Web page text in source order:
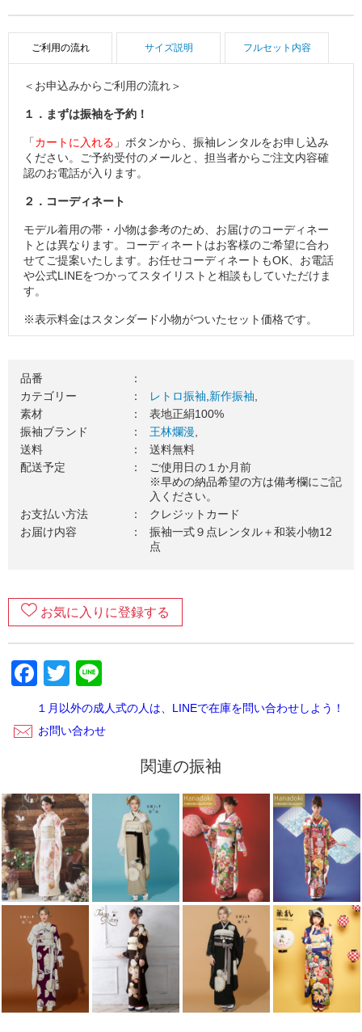
ご利用の流れ サイズ説明 フルセット内容
＜お申込みからご利用の流れ＞
１．まずは振袖を予約！
「カートに入れる 」ボタンから、振袖レンタルをお申し込み
ください。ご予約受付のメールと、担当者からご注文内容確
認のお電話が入ります。
２．コーディネート
モデル着用の帯・小物は参考のため、お届けのコーディネー
トとは異なります。コーディネートはお客様のご希望に合わ
せてご提案いたします。お任せコーディネートもOK、お電話
や公式LINEをつかってスタイリストと相談もしていただけま
す。
※表示料金はスタンダード小物がついたセット価格です。
３．振袖一式をお届け（送料無料）
ご使用日の１カ月前を目安に、振袖一式をお送りいたしま
す。お届け日のご希望がございましたら、お気軽にご相談く
ださい。
４．ご成人式当日（ご使用日）
振袖を着て、最高の記念日を楽しみましょう！当日の着付
け・ヘアセットの手配はお忘れなくご準備をお願いします。
す。
ご返却内容が確認できましたら、当店から受け取りの連絡が
ございます。レンタルご利用いただきありがとうございまし
品番
：
カテゴリー
： レトロ振袖 新作振袖
素材
：
表地正絹100%
振袖ブランド
： 王林爛漫
送料
：
送料無料
配送予定
：
ご使用日の１か月前
※早めの納品希望の方は備考欄にご記
入ください。
お支払い方法
：
クレジットカード
お届け内容
：
振袖一式９点レンタル＋和装小物12
点
お気に入りに登録する
Facebook
Twitter
１月以外の成人式の人は、LINEで在庫を問い合わせしよう！
お問い合わせ
関連の振袖